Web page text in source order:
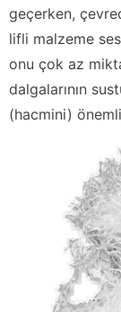
geçerken,
lifli malzeme
onu çok az
dalgalarının
(hacmini)